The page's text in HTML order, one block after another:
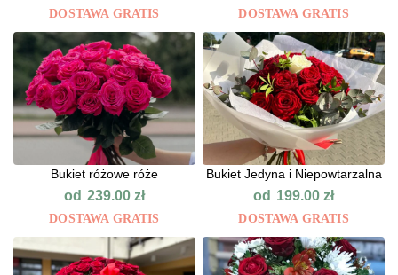
DOSTAWA GRATIS DOSTAWA GRATIS
Bukiet różowe róże
od 239.00 zł
DOSTAWA GRATIS
Bukiet Jedyna i Niepowtarzalna
od 199.00zł
DOSTAWA GRATIS